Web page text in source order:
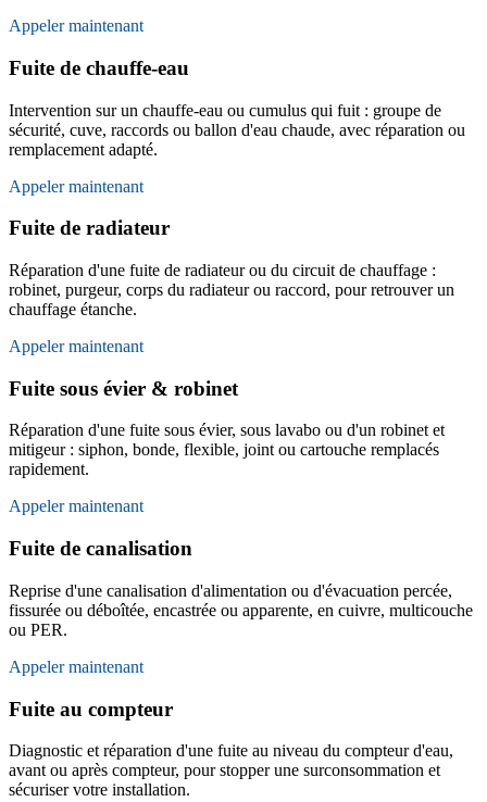
Appeler maintenant
Fuite de chauffe-eau
Intervention sur un chauffe-eau ou cumulus qui fuit : groupe de
sécurité, cuve, raccords ou ballon d'eau chaude, avec réparation ou
remplacement adapté.
Appeler maintenant
Fuite de radiateur
Réparation d'une fuite de radiateur ou du circuit de chauffage :
robinet, purgeur, corps du radiateur ou raccord, pour retrouver un
chauffage étanche.
Appeler maintenant
Fuite sous évier & robinet
Réparation d'une fuite sous évier, sous lavabo ou d'un robinet et
mitigeur : siphon, bonde, flexible, joint ou cartouche remplacés
rapidement.
Appeler maintenant
Fuite de canalisation
Reprise d'une canalisation d'alimentation ou d'évacuation percée,
fissurée ou déboîtée, encastrée ou apparente, en cuivre, multicouche
ou PER.
Appeler maintenant
Fuite au compteur
Diagnostic et réparation d'une fuite au niveau du compteur d'eau,
avant ou après compteur, pour stopper une surconsommation et
sécuriser votre installation.